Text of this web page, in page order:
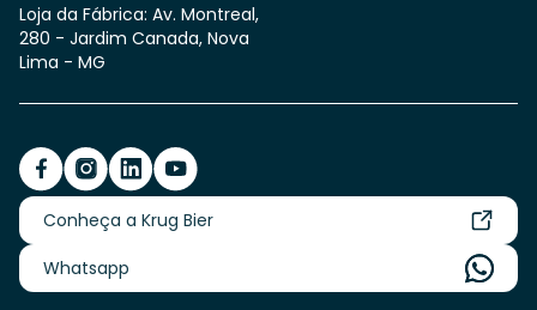
Loja da Fábrica: Av. Montreal,
280 - Jardim Canada, Nova
Lima - MG
Conheça a Krug Bier
Whatsapp